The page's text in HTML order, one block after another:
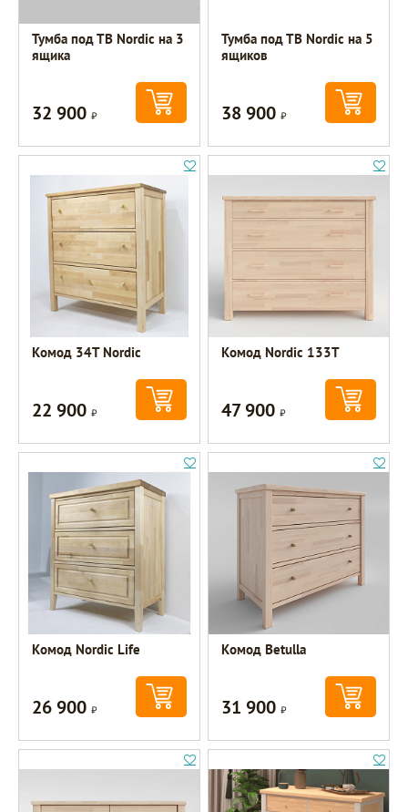
Тумба под ТВ Nordic на 3
ящика
32 900Р
Тумба под ТВ Nordic на 5
ящиков
38 900Р
Комод 34Т Nordic
22 900Р
Комод Nordic 133Т
47 900Р
Комод Nordic Life
26 900Р
Комод Betulla
31 900Р